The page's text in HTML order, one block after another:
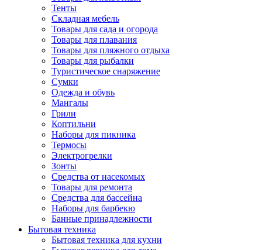
Тенты
Складная мебель
Товары для сада и огорода
Товары для плавания
Товары для пляжного отдыха
Товары для рыбалки
Туристическое снаряжение
Сумки
Одежда и обувь
Мангалы
Грили
Коптильни
Наборы для пикника
Термосы
Электрогрелки
Зонты
Средства от насекомых
Товары для ремонта
Средства для бассейна
Наборы для барбекю
Банные принадлежности
Бытовая техника
Бытовая техника для кухни